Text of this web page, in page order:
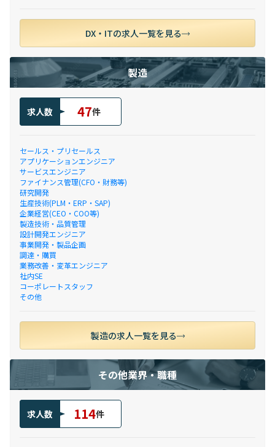
DX・ITの求人一覧を見る
製造
求人数 47件
セールス・プリセールス
アプリケーションエンジニア
サービスエンジニア
ファイナンス管理(CFO・財務等)
研究開発
生産技術(PLM・ERP・SAP)
企業経営(CEO・COO等)
製造技術・品質管理
設計開発エンジニア
事業開発・製品企画
調達・購買
業務改善・変革エンジニア
社内SE
コーポレートスタッフ
その他
製造の求人一覧を見る
その他業界・職種
求人数 114件